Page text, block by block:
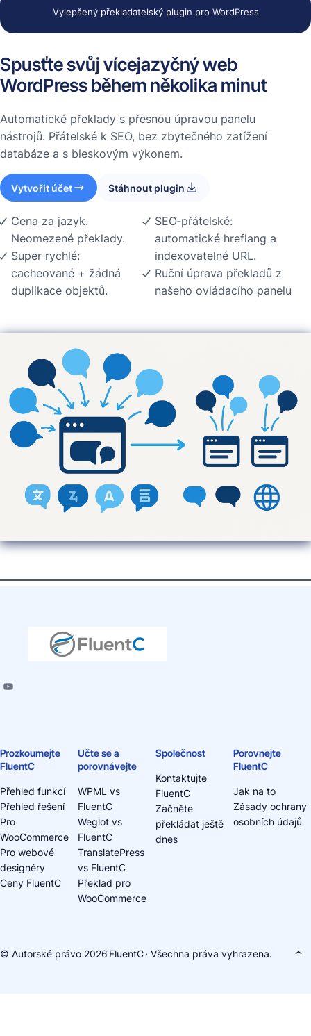
Vylepšený překladatelský plugin pro WordPress
Spusťte svůj vícejazyčný web
WordPress během několika minut
Automatické překlady s přesnou úpravou panelu
nástrojů. Přátelské k SEO, bez zbytečného zatížení
databáze a s bleskovým výkonem.
Vytvořit účet Stáhnout plugin
Cena za jazyk.
Neomezené překlady.
Super rychlé:
cacheované + žádná
duplikace objektů.
SEO‑přátelské:
automatické hreflang a
indexovatelné URL.
Ruční úprava překladů z
našeho ovládacího panelu
Prozkoumejte
FluentC
Přehled funkcí
Přehled řešení
Pro
WooCommerce
Pro webové
designéry
Ceny FluentC
Učte se a
porovnávejte
WPML vs
FluentC
Weglot vs
FluentC
TranslatePress
vs FluentC
Překlad pro
WooCommerce
Společnost
Kontaktujte
FluentC
Začněte
překládat ještě
dnes
Porovnejte
FluentC
Jak na to
Zásady ochrany
osobních údajů
© Autorské právo 2026 FluentC· Všechna práva vyhrazena.